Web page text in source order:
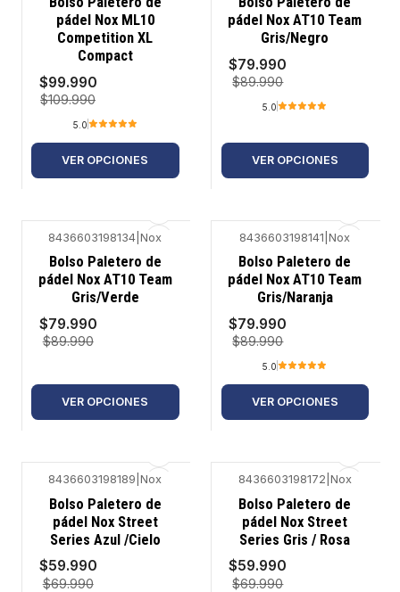
pádel Nox ML10
Competition XL
Compact
$99.990
$109.990
5.0
VER OPCIONES
pádel Nox AT10 Team
Gris/Negro
$79.990
$89.990
5.0
VER OPCIONES
-11%
8436603198134 |Nox
Bolso Paletero de
pádel Nox AT10 Team
Gris/Verde
$79.990
$89.990
VER OPCIONES
-11%
8436603198141 |Nox
Bolso Paletero de
pádel Nox AT10 Team
Gris/Naranja
$79.990
$89.990
5.0
VER OPCIONES
-14%
8436603198189 |Nox
Bolso Paletero de
pádel Nox Street
Series Azul /Cielo
$59.990
$69.990
-14%
8436603198172 Nox
Bolso Paletero de
pádel Nox Street
Series Gris / Rosa
$59.990
$69.990